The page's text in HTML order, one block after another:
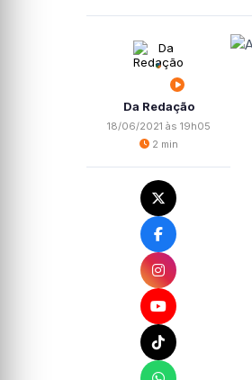
Da Redação
18/06/2021 às 19h05
2 min